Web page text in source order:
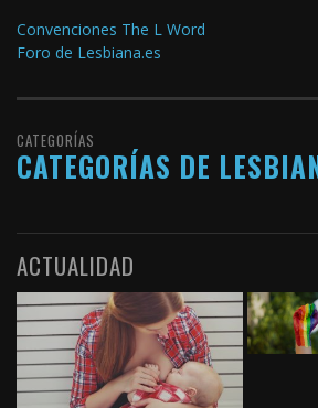
Convenciones The L Word
Foro de Lesbiana.es
CATEGORÍAS
CATEGORÍAS DE
ACTUALIDAD